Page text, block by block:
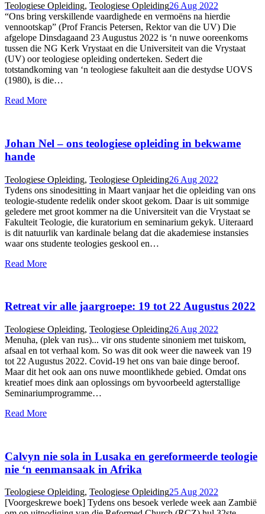
Teologiese Opleiding, Teologiese Opleiding26 Aug 2022
“Ons bring verskillende vaardighede en vermoëns na hierdie
vennootskap” (Prof Francis Petersen, Rektor van die UV) Die
afgelope Dinsdagaand 23 Augustus 2022 is ‘n nuwe ooreenkoms
tussen die NG Kerk Vrystaat en die Universiteit van die Vrystaat
(UV) oor teologiese opleiding onderteken. Sedert die
totstandkoming van ‘n teologiese fakulteit aan die destydse UOVS
(1980), is die…
Read More
Johan Nel – ons teologiese opleiding in bekwame
hande
Teologiese Opleiding, Teologiese Opleiding26 Aug 2022
Tydens ons sinodesitting in Maart vanjaar het die opleiding van ons
teologie-studente redelik onder skoot gekom. Daar is uit sommige
geledere met groot kommer na die Universiteit van die Vrystaat se
Fakulteit Teologie, die kuratorium en seminarium gekyk. Uiteraard
is dit natuurlik van kardinale belang dat die akademiese instansies
waar ons studente teologies geskool en…
Read More
Retreat vir alle jaargroepe: 19 tot 22 Augustus 2022
Teologiese Opleiding, Teologiese Opleiding26 Aug 2022
Menuha, (plek van rus)... vir ons studente sinoniem met tuiskom,
afsaal en tot verhaal kom. So was dit ook weer die naweek van 19
tot 22 Augustus 2022. Covid-19 het ons van baie dinge beroof.
Maar dit het ook aan ons nuwe moontlikhede gebied. Omdat ons
kreatief moes dink aan oplossings om byvoorbeeld agterstallige
Seminariumprogramme…
Read More
Calvyn nie sola in Lusaka en gereformeerde teologie
nie ‘n eenmansaak in Afrika
Teologiese Opleiding, Teologiese Opleiding25 Aug 2022
[Voorgeskrewe boek] Tydens ons besoek verlede week aan Zambië